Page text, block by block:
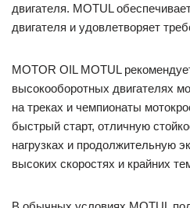
двигателя. MOTUL
двигателя и удовлетворяет
MOTOR OIL MOTUL
высокооборотных двигателях
на треках и чемпионаты
быстрый старт, отличную
нагрузках и продолжительную
высоких скоростях и крайних